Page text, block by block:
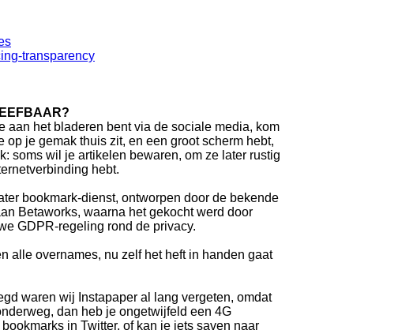
transparency
aan het bladeren bent via de sociale media, kom
je gemak thuis zit, en een groot scherm hebt,
soms wil je artikelen bewaren, om ze later rustig
hebt.
bookmark-dienst, ontworpen door de bekende
Betaworks, waarna het gekocht werd door
GDPR-regeling rond de privacy.
alle overnames, nu zelf het heft in handen gaat
waren wij Instapaper al lang vergeten, omdat
dan heb je ongetwijfeld een 4G
in Twitter, of kan je iets saven naar